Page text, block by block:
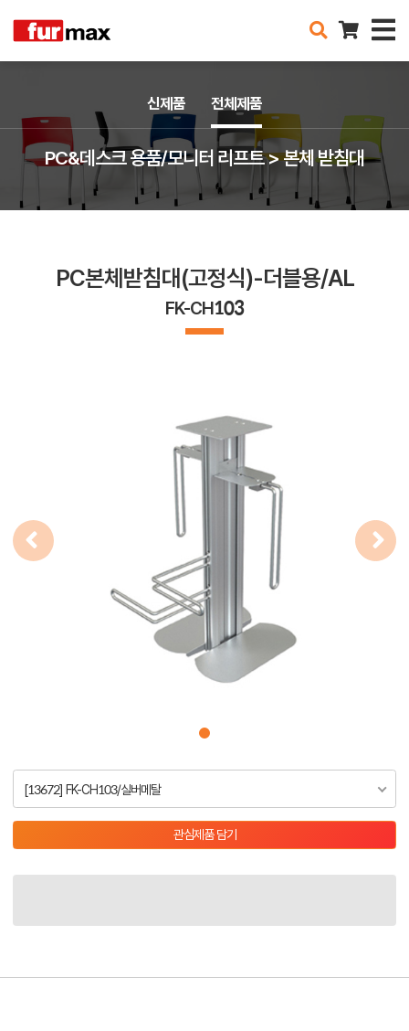
PC&데스크 용품/모니터 리프트 > 본체 받침대
신제품 전체제품
PC본체받침대(고정식)-더블용/AL
FK-CH103
[13672] FK-CH103/실버메탈
관심제품 담기